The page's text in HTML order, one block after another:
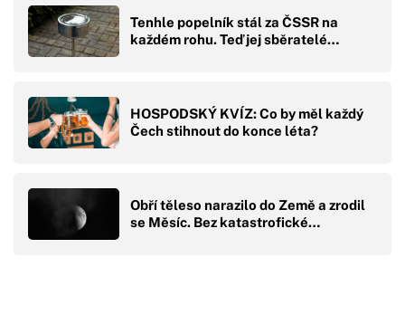
Tenhle popelník stál za ČSSR na
každém rohu. Teď jej sběratelé…
HOSPODSKÝ KVÍZ: Co by měl každý
Čech stihnout do konce léta?
Obří těleso narazilo do Země a zrodil
se Měsíc. Bez katastrofické…